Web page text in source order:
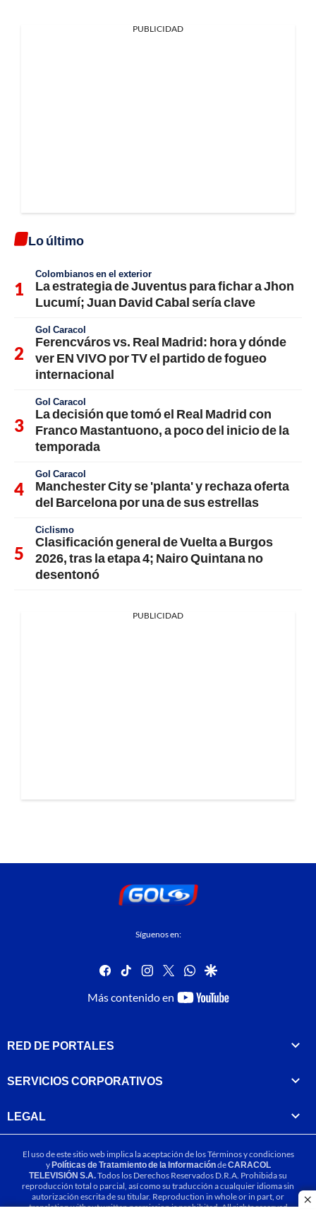
PUBLICIDAD
Lo último
Colombianos en el exterior
La estrategia de Juventus para fichar a Jhon
Lucumí; Juan David Cabal sería clave
Gol Caracol
Ferencváros vs. Real Madrid: hora y dónde
ver EN VIVO por TV el partido de fogueo
internacional
Gol Caracol
La decisión que tomó el Real Madrid con
Franco Mastantuono, a poco del inicio de la
temporada
Gol Caracol
Manchester City se 'planta' y rechaza oferta
del Barcelona por una de sus estrellas
Ciclismo
Clasificación general de Vuelta a Burgos
2026, tras la etapa 4; Nairo Quintana no
desentonó
PUBLICIDAD
Síguenos en:
facebook
tiktok instagram
twitterwhatsapp
google
Más contenido en
youtube-
RED DE PORTALES
SERVICIOS CORPORATIVOS
LEGAL
El uso de este sitio web implica la aceptación de losTérminos y condiciones
yPolíticas de Tratamiento de la InformacióndeCARACOL
TELEVISIÓN S.A.Todos los Derechos Reservados D.R.A. Prohibida su
reproducción total o parcial, así como su traducción a cualquier idioma sin
autorización escrita de su titular. Reproduction in whole or in part, or
translation without written permission is prohibited. All rights reserved